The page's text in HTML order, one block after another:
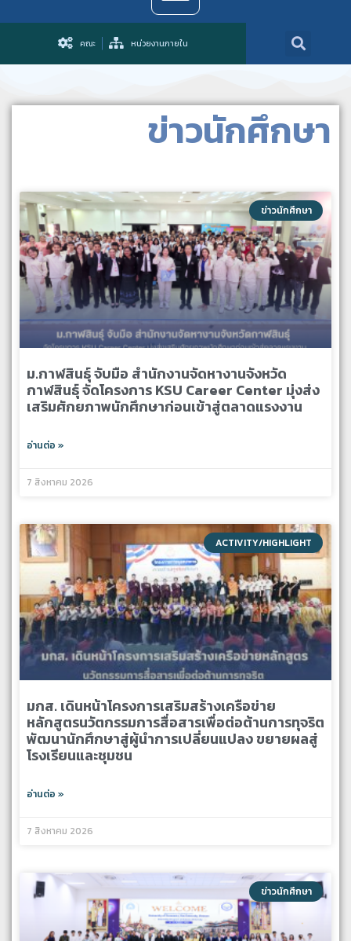
คณะ หน่วยงานภายใน
ข่าวนักศึกษา
ข่าวนักศึกษา
ม.กาฬสินธุ์ จับมือ สำนักงานจัดหางานจังหวัด
กาฬสินธุ์ จัดโครงการ KSU Career Center มุ่งส่ง
เสริมศักยภาพนักศึกษาก่อนเข้าสู่ตลาดแรงงาน
อ่านต่อ »
7 สิงหาคม 2026
ACTIVITY/HIGHLIGHT
มกส. เดินหน้าโครงการเสริมสร้างเครือข่าย
หลักสูตรนวัตกรรมการสื่อสารเพื่อต่อต้านการทุจริต
พัฒนานักศึกษาสู่ผู้นำการเปลี่ยนแปลง ขยายผลสู่
โรงเรียนและชุมชน
อ่านต่อ »
7 สิงหาคม 2026
ข่าวนักศึกษา